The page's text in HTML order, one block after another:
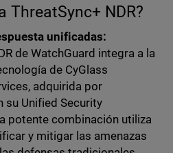
ThreatSync+ NDR?
unificadas:
de WatchGuard integra a la
de CyGlass
adquirida por
su Unified Security
potente combinación utiliza
y mitigar las amenazas